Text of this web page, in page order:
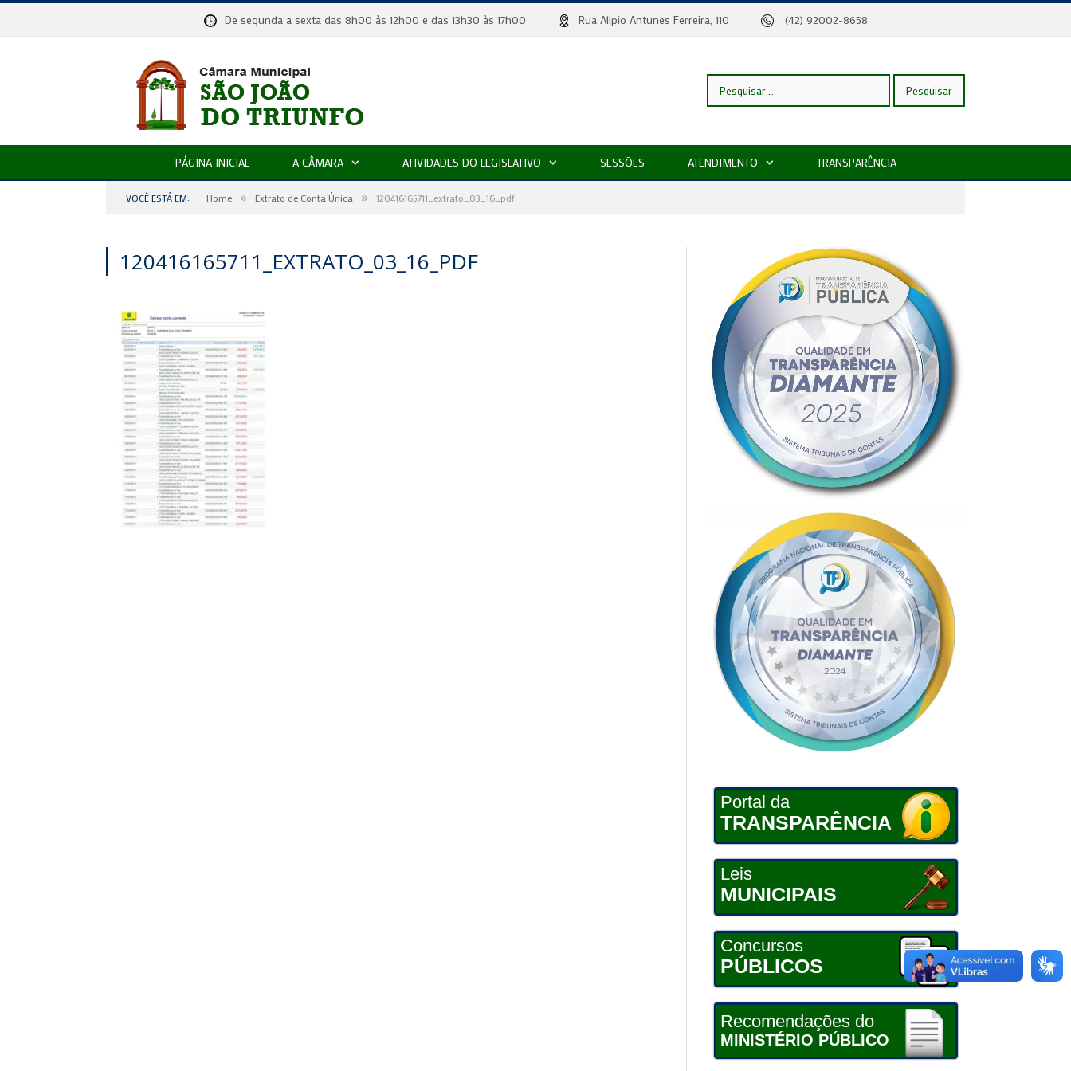
De segunda a sexta das 8h00 às 12h00 e das 13h30 às 17h00 Rua Alipio Antunes Ferreira, 110 (42) 92002-8658
Pesquisar
PÁGINA INICIAL A CÂMARA ATIVIDADES DO LEGISLATIVO SESSÕES ATENDIMENTO TRANSPARÊNCIA
VOCÊ ESTÁ EM: Home » Extrato de Conta Única » 120416165711_extrato_03_16_pdf
120416165711_EXTRATO_03_16_PDF
Portal da
TRANSPARÊNCIA
Leis
MUNICIPAIS
Concursos
PÚBLICOS
Recomendações do
MINISTÉRIO PÚBLICO